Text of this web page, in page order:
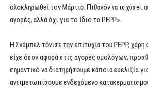
ολοκληρωθεί τον Μάρτιο. Πιθανόν να ισχύσει
αγορές, αλλά όχι για το ίδιο το PEPP».
Η Σνάμπελ τόνισε την επιτυχία του PEPP, χάρη
είχε όσον αφορά στις αγορές ομολόγων,
σημαντικό να διατηρήσουμε κάποια ευελιξία
αντιμετωπίσουμε ενδεχόμενο